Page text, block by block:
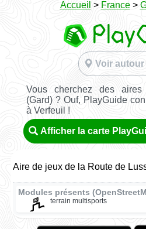
Accueil > France>
Voir autour
Vous cherchez des
(Gard) ? Ouf, PlayGuide
à Verfeuil !
Afficher la carte
Aire de jeux de la Route de
Modules présents
terrain multisports